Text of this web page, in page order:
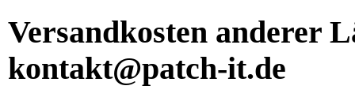
Versandkosten anderer
kontakt@patch-it.de